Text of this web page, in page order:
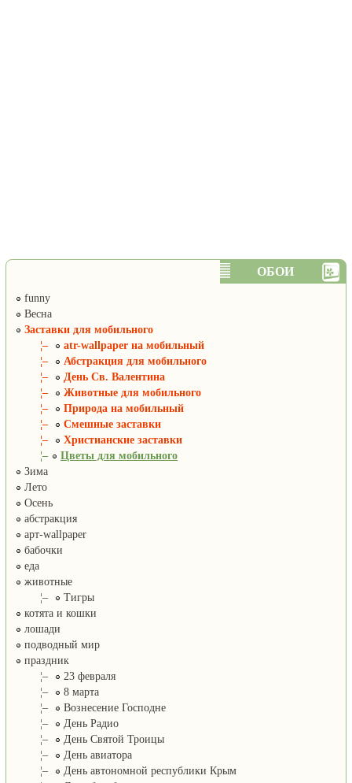
ОБОИ
funny
Весна
Заставки для мобильного
¦–
atr-wallpaper на мобильный
¦–
Абстракция для мобильного
¦–
День Св. Валентина
¦–
Животные для мобильного
¦–
Природа на мобильный
¦–
Смешные заставки
¦–
Христианские заставки
¦–
Цветы для мобильного
Зима
Лето
Осень
абстракция
арт-wallpaper
бабочки
еда
животные
¦–
Тигры
котята и кошки
лошади
подводный мир
праздник
¦–
23 февраля
¦–
8 марта
¦–
Вознесение Господне
¦–
День Радио
¦–
День Святой Троицы
¦–
День авиатора
¦–
День автономной республики Крым